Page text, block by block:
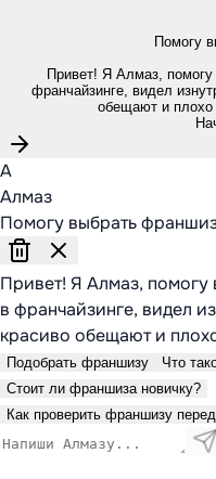
Помогу
Привет! Я Алмаз,
франчайзинге, видел
обещают и плохо
А
Алмаз
Помогу выбрать
Привет! Я Алмаз, помогу
в франчайзинге, видел
красиво обещают и
Подобрать франшизу
Что
Стоит ли франшиза новичку?
Как проверить франшизу